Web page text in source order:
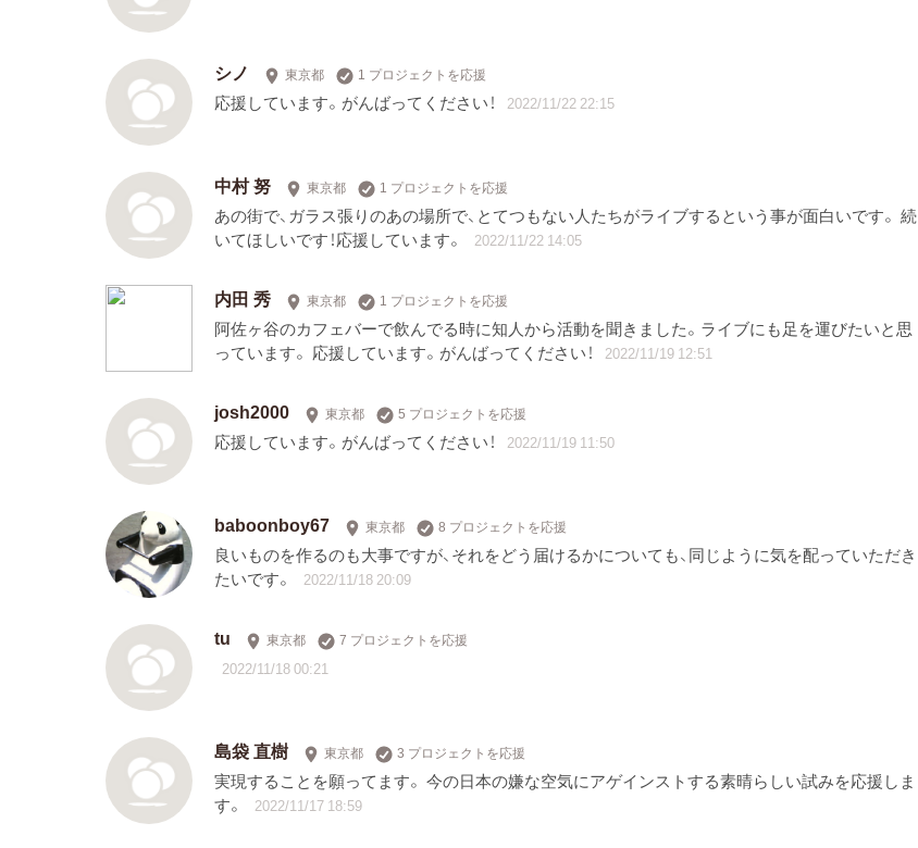
シノ 東京都 1 プロジェクトを応援
応援しています。がんばってください！ 2022/11/22 22:15
中村 努 東京都 1 プロジェクトを応援
あの街で、ガラス張りのあの場所で、とてつもない人たちがライブするという事が面白いです。 続
いてほしいです！応援しています。
2022/11/22 14:05
内田 秀 東京都 1 プロジェクトを応援
阿佐ヶ谷のカフェバーで飲んでる時に知人から活動を聞きました。ライブにも足を運びたいと思
っています。 応援しています。がんばってください！
2022/11/19 12:51
josh2000 東京都 5 プロジェクトを応援
応援しています。がんばってください！ 2022/11/19 11:50
baboonboy67 東京都 8 プロジェクトを応援
良いものを作るのも大事ですが、それをどう届けるかについても、同じように気を配っていただき
たいです。
2022/11/18 20:09
tu 東京都 7 プロジェクトを応援
2022/11/18 00:21
島袋 直樹 東京都 3 プロジェクトを応援
実現することを願ってます。 今の日本の嫌な空気にアゲインストする素晴らしい試みを応援しま
す。
2022/11/17 18:59